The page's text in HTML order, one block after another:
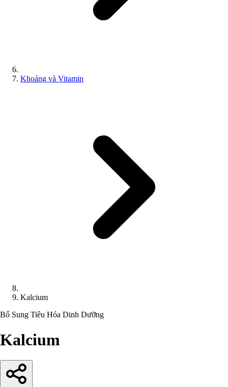
Khoáng và Vitamin
Kalcium
Bổ Sung Tiêu Hóa Dinh Dưỡng
Kalcium